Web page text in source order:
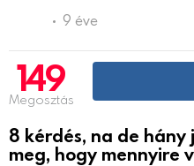
9 éve
149
Megosztás
8 kérdés, na de hány
meg, hogy mennyire